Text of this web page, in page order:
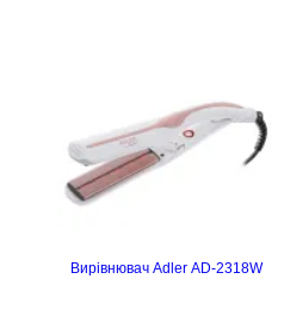
Вирівнювач Adler AD-2318W